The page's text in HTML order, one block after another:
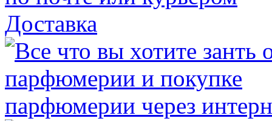
Доставка